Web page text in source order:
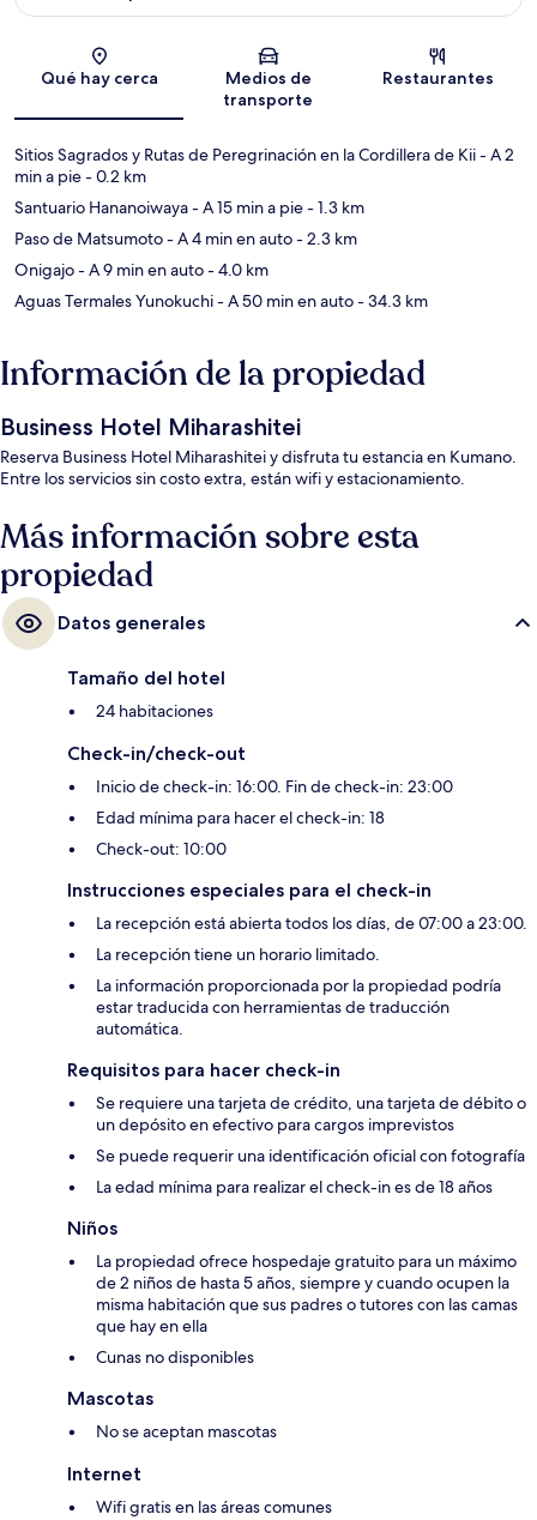
Sección del mapa
Qué hay cerca
Medios de
transporte
Restaurantes
Sitios Sagrados y Rutas de Peregrinación en la Cordillera de Kii- A 2
min a pie- 0.2 km
Santuario Hananoiwaya- A 15 min a pie- 1.3 km
Paso de Matsumoto- A 4 min en auto- 2.3 km
Onigajo- A 9 min en auto- 4.0 km
Aguas Termales Yunokuchi- A 50 min en auto- 34.3 km
Información de la propiedad
Business Hotel Miharashitei
Reserva Business Hotel Miharashitei y disfruta tu estancia en Kumano.
Entre los servicios sin costo extra, están wifi y estacionamiento.
Más información sobre esta
propiedad
Datos generales
Tamaño del hotel
24 habitaciones
Check-in/check-out
Inicio de check-in: 16:00. Fin de check-in: 23:00
Edad mínima para hacer el check-in: 18
Check-out: 10:00
Instrucciones especiales para el check-in
La recepción está abierta todos los días, de 07:00 a 23:00.
La recepción tiene un horario limitado.
La información proporcionada por la propiedad podría
estar traducida con herramientas de traducción
automática.
Requisitos para hacer check-in
Se requiere una tarjeta de crédito, una tarjeta de débito o
un depósito en efectivo para cargos imprevistos
Se puede requerir una identificación oficial con fotografía
La edad mínima para realizar el check-in es de 18 años
Niños
La propiedad ofrece hospedaje gratuito para un máximo
de 2 niños de hasta 5 años, siempre y cuando ocupen la
misma habitación que sus padres o tutores con las camas
que hay en ella
Cunas no disponibles
Mascotas
No se aceptan mascotas
Internet
Wifi gratis en las áreas comunes